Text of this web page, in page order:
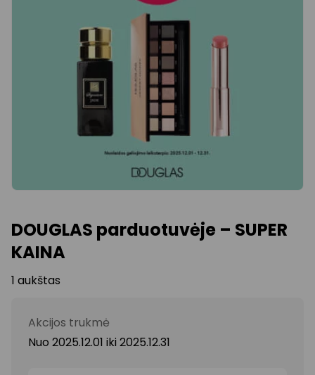
DOUGLAS parduotuvėje – SUPER
KAINA
1 aukštas
Akcijos trukmė
Nuo 2025.12.01 iki 2025.12.31